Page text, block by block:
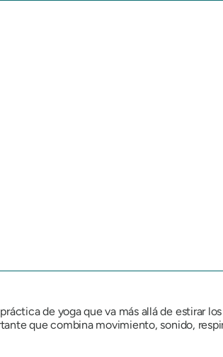
de yoga que va más allá de estirar
que combina movimiento, sonido,